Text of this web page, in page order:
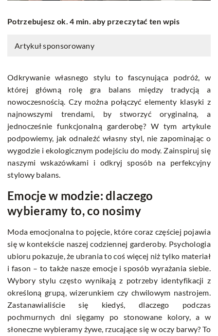
Potrzebujesz ok. 4 min. aby przeczytać ten wpis
Artykuł sponsorowany
Odkrywanie własnego stylu to fascynująca podróż, w
której główną rolę gra balans między tradycją a
nowoczesnością. Czy można połączyć elementy klasyki z
najnowszymi trendami, by stworzyć oryginalną, a
jednocześnie funkcjonalną garderobę? W tym artykule
podpowiemy, jak odnaleźć własny styl, nie zapominając o
wygodzie i ekologicznym podejściu do mody. Zainspiruj się
naszymi wskazówkami i odkryj sposób na perfekcyjny
stylowy balans.
Emocje w modzie: dlaczego
wybieramy to, co nosimy
Moda emocjonalna to pojęcie, które coraz częściej pojawia
się w kontekście naszej codziennej garderoby. Psychologia
ubioru pokazuje, że ubrania to coś więcej niż tylko materiał
i fason – to także nasze emocje i sposób wyrażania siebie.
Wybory stylu często wynikają z potrzeby identyfikacji z
określoną grupą, wizerunkiem czy chwilowym nastrojem.
Zastanawialiście się kiedyś, dlaczego podczas
pochmurnych dni sięgamy po stonowane kolory, a w
słoneczne wybieramy żywe, rzucające się w oczy barwy? To